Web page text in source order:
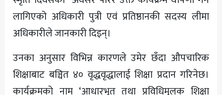
लागिएको अधिकारी पुत्री एवं प्रतिष्ठानकी सदस्य लीमा
अधिकारीले जानकारी दिइन्।
उनका अनुसार विभिन्न कारणले उमेर छँदा औपचारिक
शिक्षाबाट बञ्चित ४० वृद्धवृद्धालाई शिक्षा प्रदान गरिनेछ।
कार्यक्रमको नाम ‘आधारभूत तथा प्रविधिमुलक शिक्षा